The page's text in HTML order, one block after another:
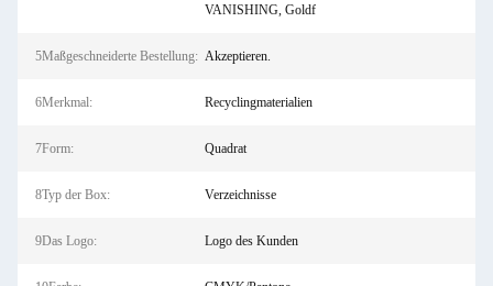
VANISHING, Goldf
5Maßgeschneiderte Bestellung: Akzeptieren.
6Merkmal: Recyclingmaterialien
7Form: Quadrat
8Typ der Box: Verzeichnisse
9Das Logo: Logo des Kunden